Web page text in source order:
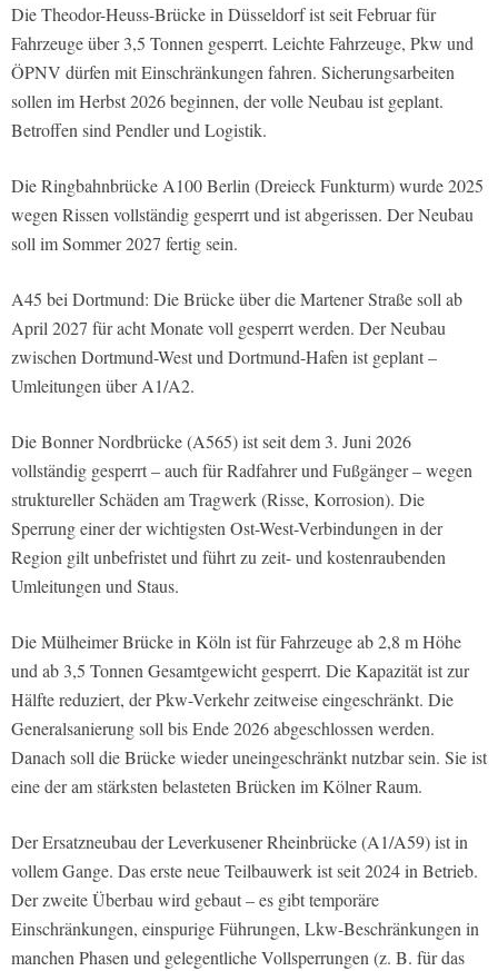
Die Theodor-Heuss-Brücke in Düsseldorf ist seit Februar für
Fahrzeuge über 3,5 Tonnen gesperrt. Leichte Fahrzeuge, Pkw und
ÖPNV dürfen mit Einschränkungen fahren. Sicherungsarbeiten
sollen im Herbst 2026 beginnen, der volle Neubau ist geplant.
Betroffen sind Pendler und Logistik.
Die Ringbahnbrücke A100 Berlin (Dreieck Funkturm) wurde 2025
wegen Rissen vollständig gesperrt und ist abgerissen. Der Neubau
soll im Sommer 2027 fertig sein.
A45 bei Dortmund: Die Brücke über die Martener Straße soll ab
April 2027 für acht Monate voll gesperrt werden. Der Neubau
zwischen Dortmund-West und Dortmund-Hafen ist geplant –
Umleitungen über A1/A2.
Die Bonner Nordbrücke (A565) ist seit dem 3. Juni 2026
vollständig gesperrt – auch für Radfahrer und Fußgänger – wegen
struktureller Schäden am Tragwerk (Risse, Korrosion). Die
Sperrung einer der wichtigsten Ost-West-Verbindungen in der
Region gilt unbefristet und führt zu zeit- und kostenraubenden
Umleitungen und Staus.
Die Mülheimer Brücke in Köln ist für Fahrzeuge ab 2,8 m Höhe
und ab 3,5 Tonnen Gesamtgewicht gesperrt. Die Kapazität ist zur
Hälfte reduziert, der Pkw-Verkehr zeitweise eingeschränkt. Die
Generalsanierung soll bis Ende 2026 abgeschlossen werden.
Danach soll die Brücke wieder uneingeschränkt nutzbar sein. Sie ist
eine der am stärksten belasteten Brücken im Kölner Raum.
Der Ersatzneubau der Leverkusener Rheinbrücke (A1/A59) ist in
vollem Gange. Das erste neue Teilbauwerk ist seit 2024 in Betrieb.
Der zweite Überbau wird gebaut – es gibt temporäre
Einschränkungen, einspurige Führungen, Lkw-Beschränkungen in
manchen Phasen und gelegentliche Vollsperrungen (z. B. für das